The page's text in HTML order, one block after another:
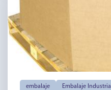
embalaje Embalaje Industrial